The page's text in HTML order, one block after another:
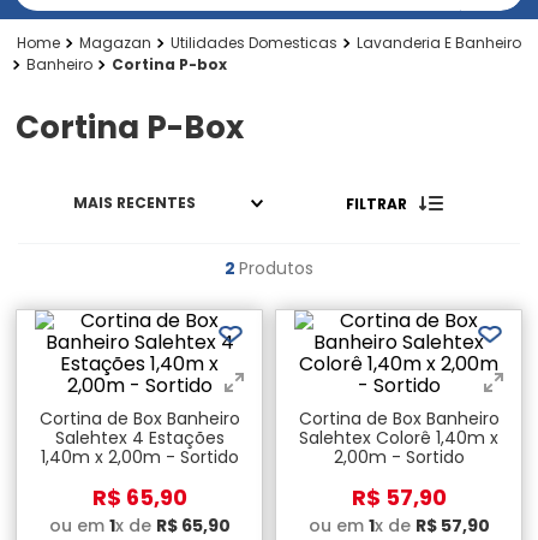
Magazan Utilidades Domesticas
Lavanderia E Banheiro
Banheiro
Cortina P-box
Cortina P-Box
MAIS RECENTES FILTRAR
2 Produtos
Cortina de Box Banheiro
Salehtex 4 Estações
1,40m x 2,00m - Sortido
R$ 65,90
ou em 1x de R$ 65,90
Cortina de Box Banheiro
Salehtex Colorê 1,40m x
2,00m - Sortido
R$ 57,90
ou em 1x de R$ 57,90